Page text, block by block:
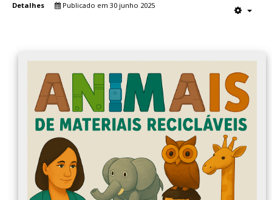
Projetos
Contactos
Avaliação
Detalhes Publicado em 30 junho 2025